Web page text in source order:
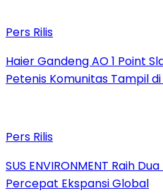
Pers Rilis
Haier Gandeng AO 1 Point
Petenis Komunitas Tampil
Pers Rilis
SUS ENVIRONMENT Raih
Percepat Ekspansi Global